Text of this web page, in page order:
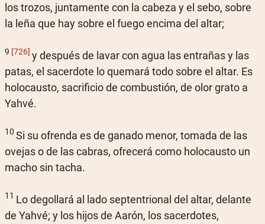
los trozos, juntamente con la cabeza y el sebo, sobre
la leña que hay sobre el fuego encima del altar;
9 [726] y después de lavar con agua las entrañas y las
patas, el sacerdote lo quemará todo sobre el altar. Es
holocausto, sacrificio de combustión, de olor grato a
Yahvé.
10 Si su ofrenda es de ganado menor, tomada de las
ovejas o de las cabras, ofrecerá como holocausto un
macho sin tacha.
11 Lo degollará al lado septentrional del altar, delante
de Yahvé; y los hijos de Aarón, los sacerdotes,